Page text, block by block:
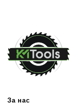
За нас